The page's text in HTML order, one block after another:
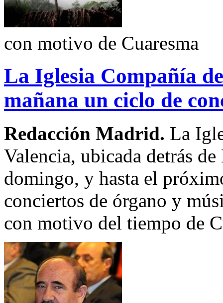
con motivo de Cuaresma
La Iglesia Compañía
mañana un ciclo de
Redacción Madrid. La
Valencia, ubicada detrás
domingo, y hasta el
conciertos de órgano y
con motivo del tiempo de